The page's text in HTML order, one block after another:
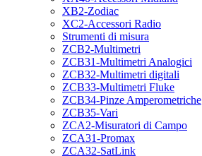
XB2-Zodiac
XC2-Accessori Radio
Strumenti di misura
ZCB2-Multimetri
ZCB31-Multimetri Analogici
ZCB32-Multimetri digitali
ZCB33-Multimetri Fluke
ZCB34-Pinze Amperometriche
ZCB35-Vari
ZCA2-Misuratori di Campo
ZCA31-Promax
ZCA32-SatLink